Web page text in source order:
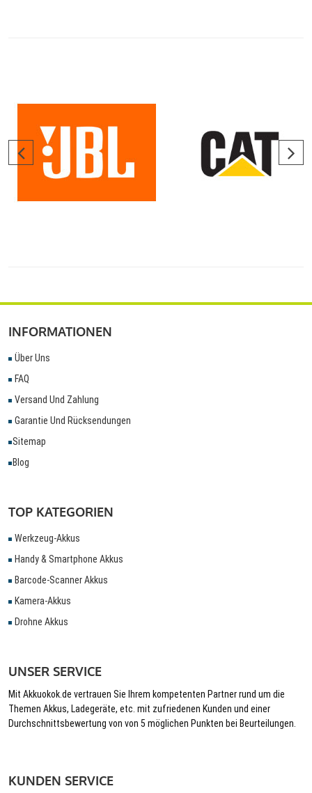
INFORMATIONEN
Über Uns
FAQ
Versand Und Zahlung
Garantie Und Rücksendungen
Sitemap
Blog
TOP KATEGORIEN
Werkzeug-Akkus
Handy & Smartphone Akkus
Barcode-Scanner Akkus
Kamera-Akkus
Drohne Akkus
UNSER SERVICE
Mit Akkuokok.de vertrauen Sie Ihrem kompetenten Partner rund um die
Themen Akkus, Ladegeräte, etc. mit zufriedenen Kunden und einer
Durchschnittsbewertung von von 5 möglichen Punkten bei Beurteilungen.
KUNDEN SERVICE